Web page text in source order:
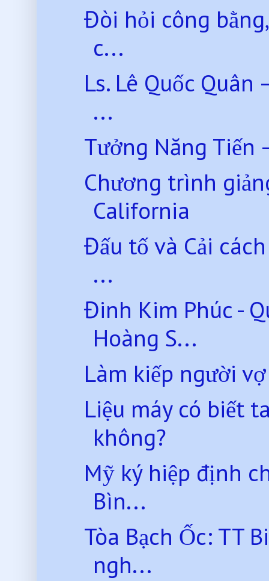
Đòi hỏi công
c...
Ls. Lê Quốc
...
Tưởng Năng Tiến
Chương trình
California
Đấu tố và Cải
...
Đinh Kim Phúc -
Hoàng S...
Làm kiếp người vợ
Liệu máy có biết
không?
Mỹ ký hiệp định
Bìn...
Tòa Bạch Ốc: TT
ngh...